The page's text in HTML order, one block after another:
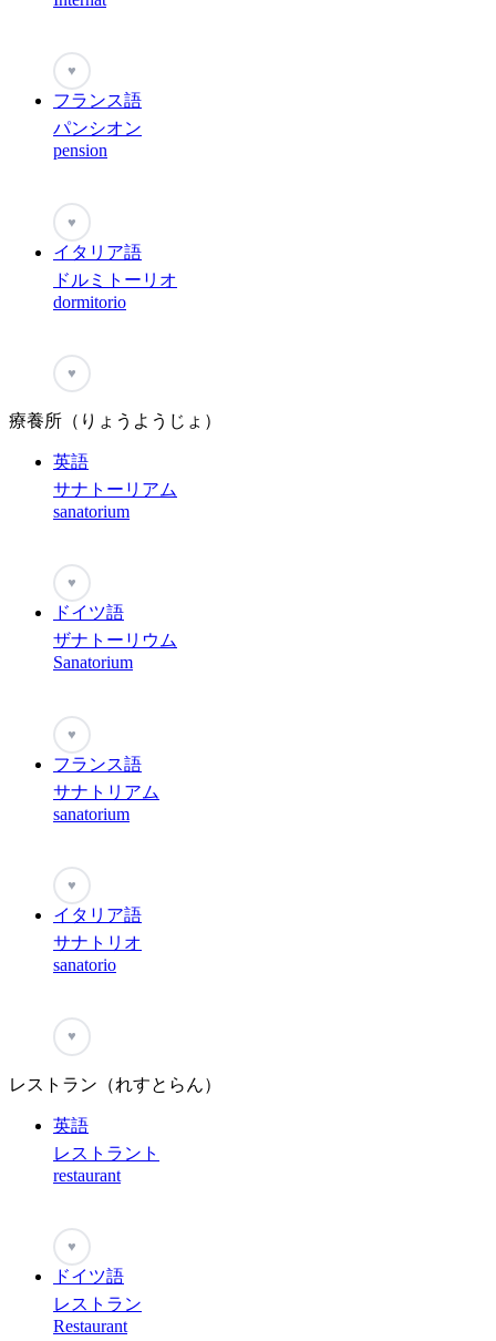
♥
フランス語
パンシオン
pension
♥
イタリア語
ドルミトーリオ
dormitorio
♥
療養所（りょうようじょ）
英語
サナトーリアム
sanatorium
♥
ドイツ語
ザナトーリウム
Sanatorium
♥
フランス語
サナトリアム
sanatorium
♥
イタリア語
サナトリオ
sanatorio
♥
レストラン（れすとらん）
英語
レストラント
restaurant
♥
ドイツ語
レストラン
Restaurant